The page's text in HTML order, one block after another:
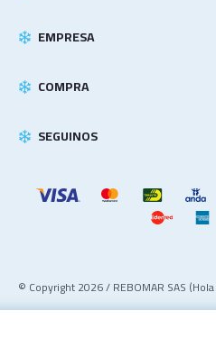
EMPRESA
COMPRA
SEGUINOS
© Copyright 2026 / REBOMAR SAS